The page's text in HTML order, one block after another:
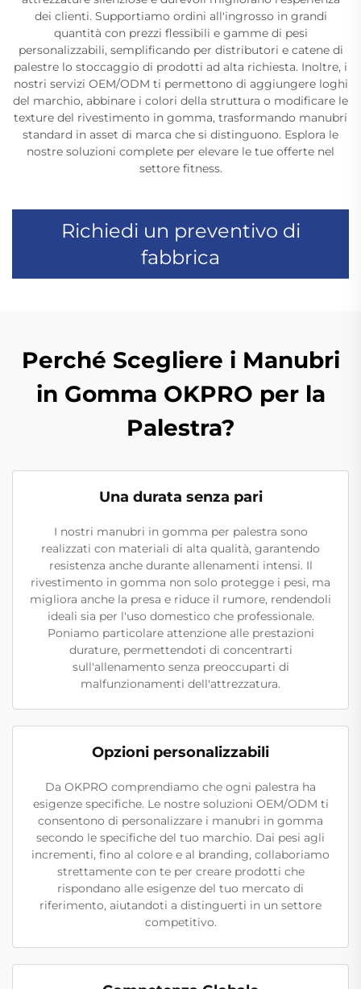
dei clienti. Supportiamo ordini all'ingrosso in grandi
quantità con prezzi flessibili e gamme di pesi
personalizzabili, semplificando per distributori e catene di
palestre lo stoccaggio di prodotti ad alta richiesta. Inoltre, i
nostri servizi OEM/ODM ti permettono di aggiungere loghi
del marchio, abbinare i colori della struttura o modificare le
texture del rivestimento in gomma, trasformando manubri
standard in asset di marca che si distinguono. Esplora le
nostre soluzioni complete per elevare le tue offerte nel
settore fitness.
Richiedi un preventivo di
fabbrica
Perché Scegliere i Manubri
in Gomma OKPRO per la
Palestra?
Una durata senza pari
I nostri manubri in gomma per palestra sono
realizzati con materiali di alta qualità, garantendo
resistenza anche durante allenamenti intensi. Il
rivestimento in gomma non solo protegge i pesi, ma
migliora anche la presa e riduce il rumore, rendendoli
ideali sia per l'uso domestico che professionale.
Poniamo particolare attenzione alle prestazioni
durature, permettendoti di concentrarti
sull'allenamento senza preoccuparti di
malfunzionamenti dell'attrezzatura.
Opzioni personalizzabili
Da OKPRO comprendiamo che ogni palestra ha
esigenze specifiche. Le nostre soluzioni OEM/ODM ti
consentono di personalizzare i manubri in gomma
secondo le specifiche del tuo marchio. Dai pesi agli
incrementi, fino al colore e al branding, collaboriamo
strettamente con te per creare prodotti che
rispondano alle esigenze del tuo mercato di
riferimento, aiutandoti a distinguerti in un settore
competitivo.